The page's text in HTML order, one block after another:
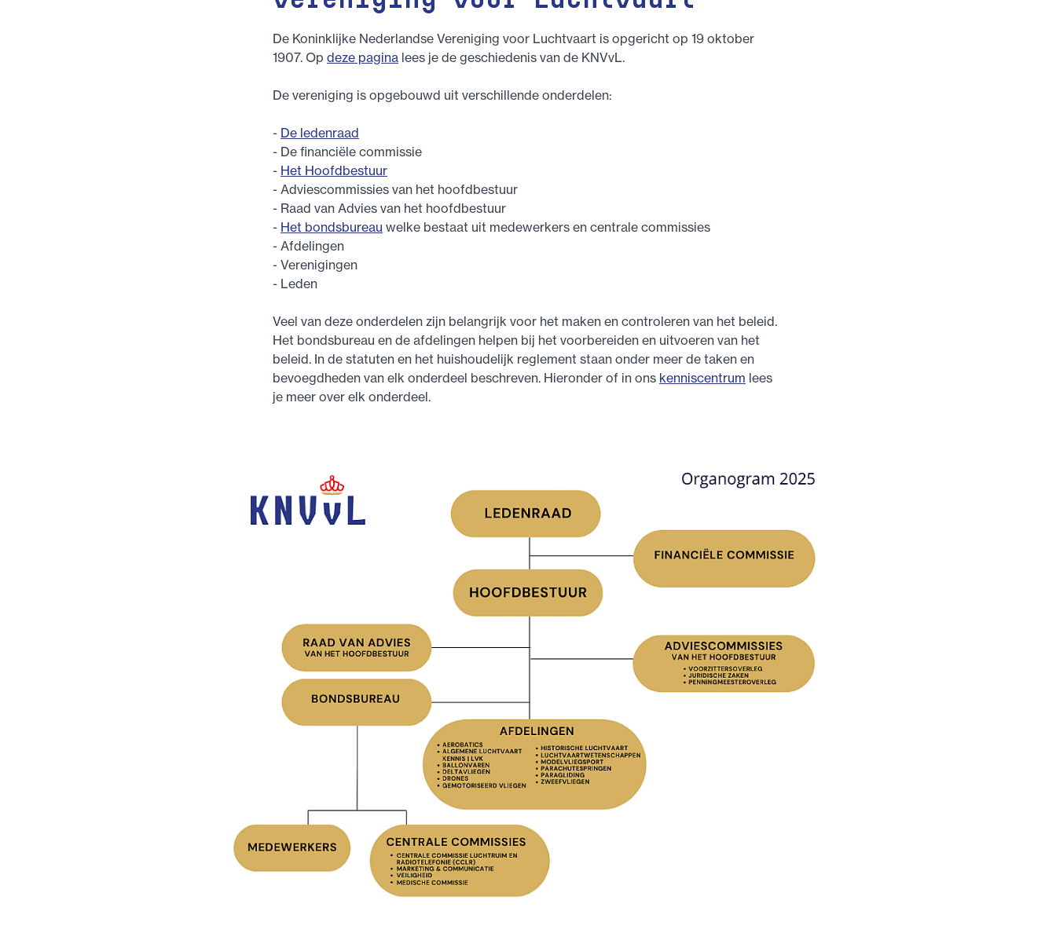
De Koninklijke Nederlandse Vereniging voor Luchtvaart is opgericht op 19 oktober
1907. Op deze pagina lees je de geschiedenis van de KNVvL.
De vereniging is opgebouwd uit verschillende onderdelen:
- De ledenraad
- De financiële commissie
- Het Hoofdbestuur
- Adviescommissies van het hoofdbestuur
- Raad van Advies van het hoofdbestuur
- Het bondsbureau welke bestaat uit medewerkers en centrale commissies
- Afdelingen
- Verenigingen
- Leden
Veel van deze onderdelen zijn belangrijk voor het maken en controleren van het beleid.
Het bondsbureau en de afdelingen helpen bij het voorbereiden en uitvoeren van het
beleid. In de statuten en het huishoudelijk reglement staan onder meer de taken en
bevoegdheden van elk onderdeel beschreven. Hieronder of in ons kenniscentrum lees
je meer over elk onderdeel.